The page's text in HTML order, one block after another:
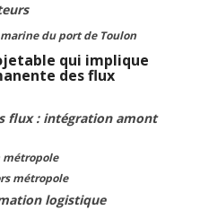
du port de Toulon
qui implique
des flux
flux : intégration amont
métropole
logistique